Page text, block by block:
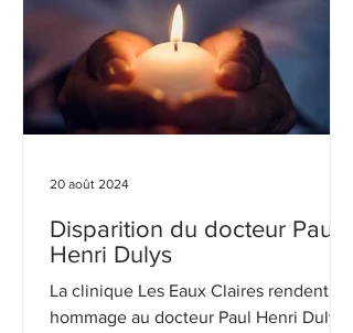
Disparition du docteur Paul
Henri Dulys
La clinique Les Eaux Claires rendent
hommage au docteur Paul Henri Dulys,
20 août 2024